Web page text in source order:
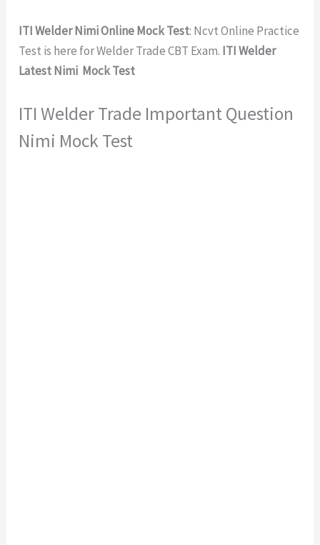
ITI Welder Nimi Online Mock Test: Ncvt Online Practice
Test is here for Welder Trade CBT Exam. ITI Welder
Latest Nimi Mock Test
ITI Welder Trade Important Question
Nimi Mock Test